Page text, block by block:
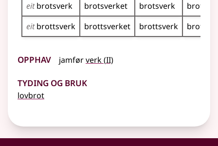
eitbrotsverk brotsverket brotsverk
eitbrottsverk brottsverket brottsverk
Opphav jamførverk(2
II)
Tyding og bruk
lovbrot